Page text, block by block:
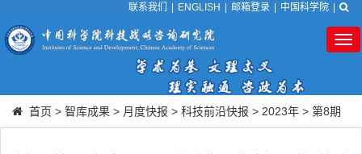
联系我们 ENGLISH 邮箱登录 中国科学院
首页 > 智库成果 > 月度快报 > 科技前沿快报 > 2023年 > 第8期